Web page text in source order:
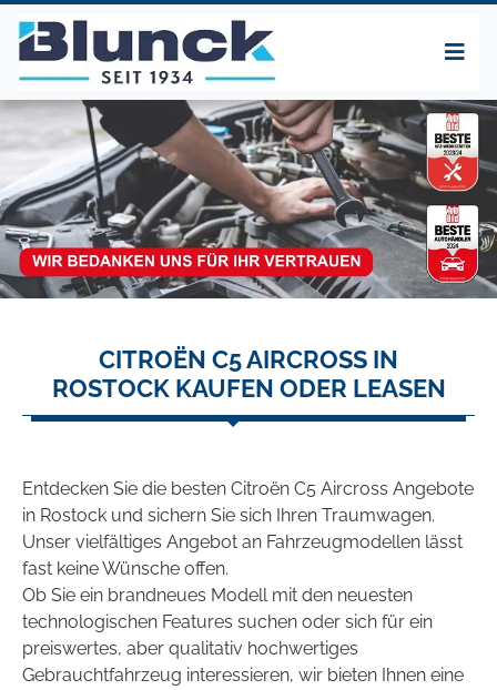
CITROËN C5 AIRCROSS IN
ROSTOCK KAUFEN ODER LEASEN
Entdecken Sie die besten Citroën C5 Aircross Angebote
in Rostock und sichern Sie sich Ihren Traumwagen.
Unser vielfältiges Angebot an Fahrzeugmodellen lässt
fast keine Wünsche offen.
Ob Sie ein brandneues Modell mit den neuesten
technologischen Features suchen oder sich für ein
preiswertes, aber qualitativ hochwertiges
Gebrauchtfahrzeug interessieren, wir bieten Ihnen eine